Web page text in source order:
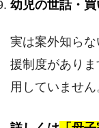
幼児の世話・
実は案外知ら
援制度があり
用していません